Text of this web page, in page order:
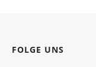
FOLGE UNS